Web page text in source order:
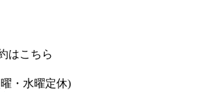
はこちら
・水曜定休)